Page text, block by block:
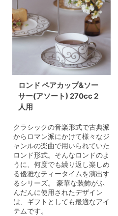
ロンド ペアカップ&ソー
サー(アソート) 270cc 2
人用
クラシックの音楽形式で古典派
からロマン派にかけて様々なジ
ャンルの楽曲で用いられていた
ロンド形式。そんなロンドのよ
うに、何度でも繰り返し楽しめ
る優雅なティータイムを演出す
るシリーズ。 豪華な装飾がふ
んだんに使用されたデザイン
は、ギフトとしても最適なアイ
テムです。